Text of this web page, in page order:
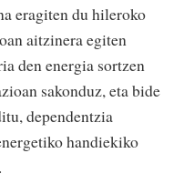
eragiten du hileroko
aitzinera egiten
den energia sortzen
sakonduz, eta bide
dependentzia
handiekiko